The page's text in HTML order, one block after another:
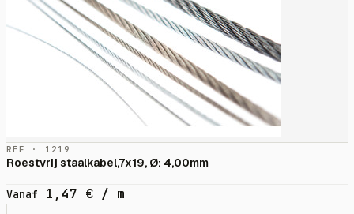
RÉF · 1219
Roestvrij staalkabel,7x19, Ø: 4,00mm
Vanaf 1,47 € / m